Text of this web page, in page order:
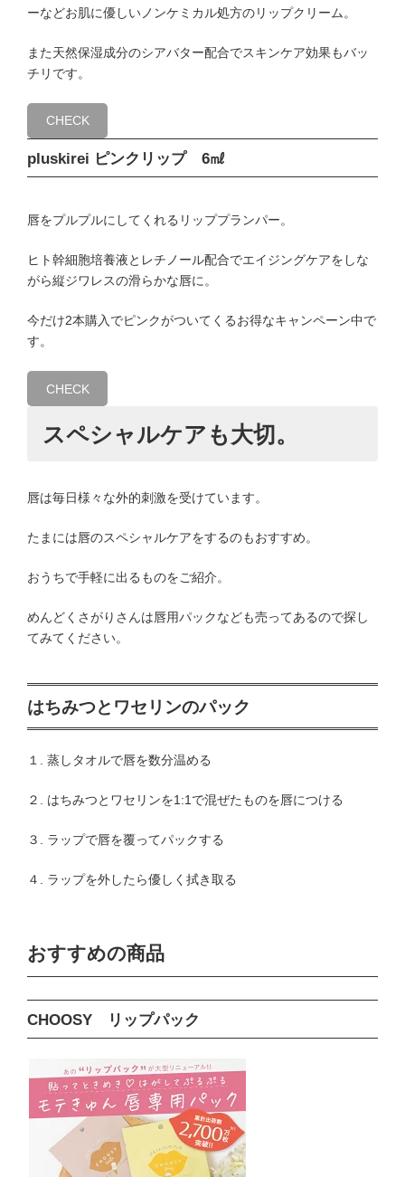
ーなどお肌に優しいノンケミカル処方のリップクリーム。
また天然保湿成分のシアバター配合でスキンケア効果もバッ
チリです。
CHECK
pluskirei ピンクリップ 6㎖
唇をプルプルにしてくれるリッププランパー。
ヒト幹細胞培養液とレチノール配合でエイジングケアをしな
がら縦ジワレスの滑らかな唇に。
今だけ2本購入でピンクがついてくるお得なキャンペーン中で
す。
CHECK
スペシャルケアも大切。
唇は毎日様々な外的刺激を受けています。
たまには唇のスペシャルケアをするのもおすすめ。
おうちで手軽に出るものをご紹介。
めんどくさがりさんは唇用パックなども売ってあるので探し
てみてください。
はちみつとワセリンのパック
１. 蒸しタオルで唇を数分温める
２. はちみつとワセリンを1:1で混ぜたものを唇につける
３. ラップで唇を覆ってパックする
４. ラップを外したら優しく拭き取る
おすすめの商品
CHOOSY リップパック